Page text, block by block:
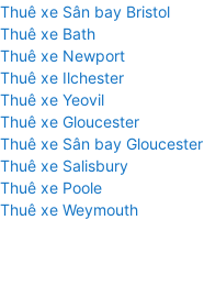
Thuê xe Sân bay Bristol
Thuê xe Bath
Thuê xe Newport
Thuê xe Ilchester
Thuê xe Yeovil
Thuê xe Gloucester
Thuê xe Sân bay Gloucester
Thuê xe Salisbury
Thuê xe Poole
Thuê xe Weymouth